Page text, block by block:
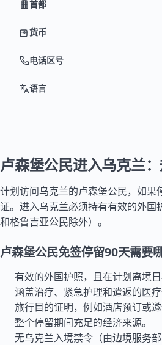
首都
货币
电话区号
语言
卢森堡公民进入乌克兰
计划访问乌克兰的卢森堡公民，如
证。进入乌克兰必须持有有效的外
和格鲁吉亚公民除外）。
卢森堡公民免签停留90天需要
有效的外国护照，且在计划离境
涵盖治疗、紧急护理和遣返的医疗
旅行目的证明，例如酒店预订或邀
整个停留期间充足的经济来源。
无乌克兰入境禁令（由边境服务部